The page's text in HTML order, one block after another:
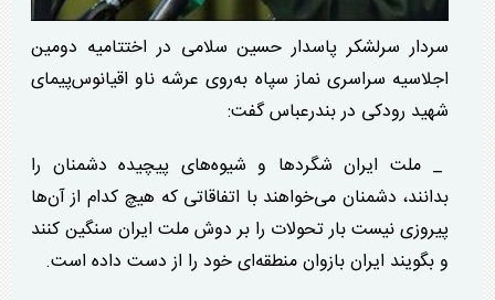
سردار سرلشکر پاسدار حسین سلامی در اختتامیه دومین
اجلاسیه سراسری نماز سپاه به‌روی عرشه ناو اقیانوس‌پیمای
شهید رودکی در بندرعباس گفت:
_ ملت ایران شگرد‌ها و شیوه‌های پیچیده دشمنان را
بدانند، دشمنان می‌خواهند با اتفاقاتی که هیچ کدام از آن‌ها
پیروزی نیست بار تحولات را بر دوش ملت ایران سنگین کنند
و بگویند ایران بازوان منطقه‌ای خود را از دست داده است.